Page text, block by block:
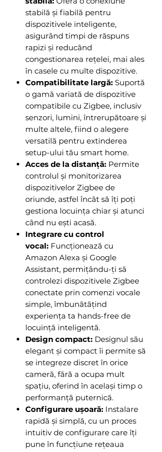
stabilă și fiabilă pentru
dispozitivele inteligente,
asigurând timpi de răspuns
rapizi și reducând
congestionarea rețelei, mai ales
în casele cu multe dispozitive.
Compatibilitate largă: Suportă
o gamă variată de dispozitive
compatibile cu Zigbee, inclusiv
senzori, lumini, întrerupătoare și
multe altele, fiind o alegere
versatilă pentru extinderea
setup-ului tău smart home.
Acces de la distanță: Permite
controlul și monitorizarea
dispozitivelor Zigbee de
oriunde, astfel încât să îți poți
gestiona locuința chiar și atunci
când nu ești acasă.
Integrare cu control
vocal: Funcționează cu
Amazon Alexa și Google
Assistant, permițându-ți să
controlezi dispozitivele Zigbee
conectate prin comenzi vocale
simple, îmbunătățind
experiența ta hands-free de
locuință inteligentă.
Design compact: Designul său
elegant și compact îi permite să
se integreze discret în orice
cameră, fără a ocupa mult
spațiu, oferind în același timp o
performanță puternică.
Configurare ușoară: Instalare
rapidă și simplă, cu un proces
intuitiv de configurare care îți
pune în funcțiune rețeaua